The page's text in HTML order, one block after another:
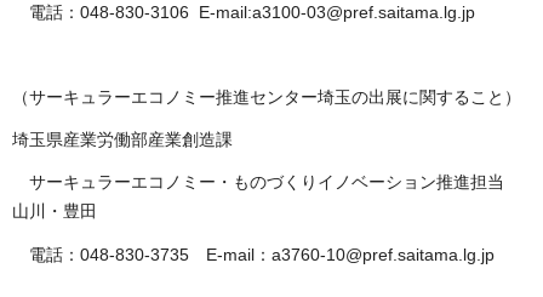
電話：048-830-3106 E-mail:a3100-03@pref.saitama.lg.jp
（サーキュラーエコノミー推進センター埼玉の出展に関すること）
埼玉県産業労働部産業創造課
サーキュラーエコノミー・ものづくりイノベーション推進担当
山川・豊田
電話：048-830-3735 E-mail：a3760-10@pref.saitama.lg.jp